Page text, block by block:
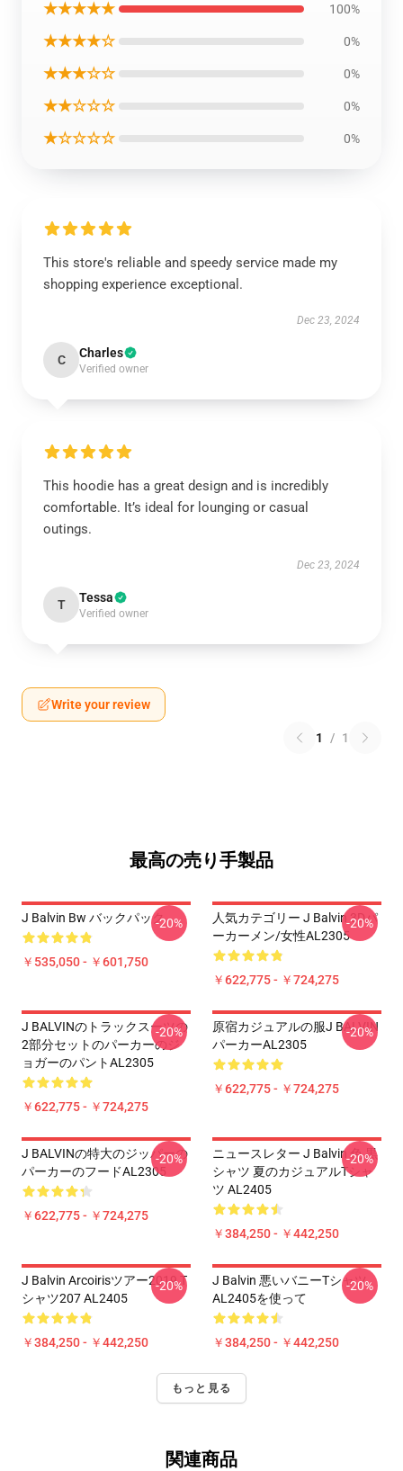
★★★★★ 100%
★★★★☆ 0%
★★★☆☆ 0%
★★☆☆☆ 0%
★☆☆☆☆ 0%
This store's reliable and speedy service made my
shopping experience exceptional.
Dec 23, 2024
C Charles
Verified owner
This hoodie has a great design and is incredibly
comfortable. It’s ideal for lounging or casual
outings.
Dec 23, 2024
T Tessa
Verified owner
Write your review
1 / 1
最高の売り手製品
J Balvin Bw バックパック
￥535,050 - ￥601,750
-20%
人気カテゴリー J Balvin 3Dパ
ーカーメン/女性AL2305
￥622,775 - ￥724,275
-20%
J BALVINのトラックスーツの
2部分セットのパーカーのジ
ョガーのパントAL2305
￥622,775 - ￥724,275
-20%
原宿カジュアルの服J BALVIN
パーカーAL2305
￥622,775 - ￥724,275
-20%
J BALVINの特大のジッパーの
パーカーのフードAL2305
￥622,775 - ￥724,275
-20%
ニュースレター J Balvin 色 黒
シャツ 夏のカジュアルTシャ
ツ AL2405
￥384,250 - ￥442,250
-20%
J Balvin Arcoirisツアー2019 T
シャツ207 AL2405
￥384,250 - ￥442,250
-20%
J Balvin 悪いバニーTシャツ
AL2405を使って
￥384,250 - ￥442,250
-20%
もっと見る
関連商品